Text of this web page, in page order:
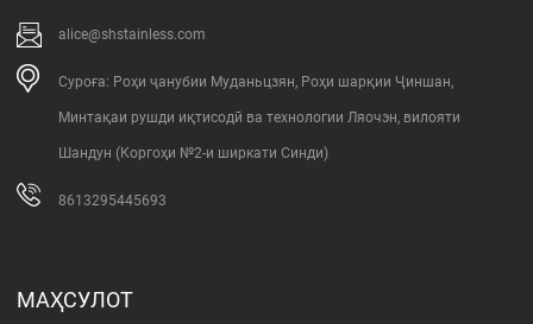
шаклдиҳии аъло дорад. Сохтори
устувории аъло медиҳад...
alice@shstainless.com
Суроға: Роҳи ҷанубии Муданьцзян, Роҳи шарқии Ҷиншан,
Минтақаи рушди иқтисодӣ ва технологии Ляочэн, вилояти
Шандун (Коргоҳи №2-и ширкати Синди)
8613295445693
МАҲСУЛОТ